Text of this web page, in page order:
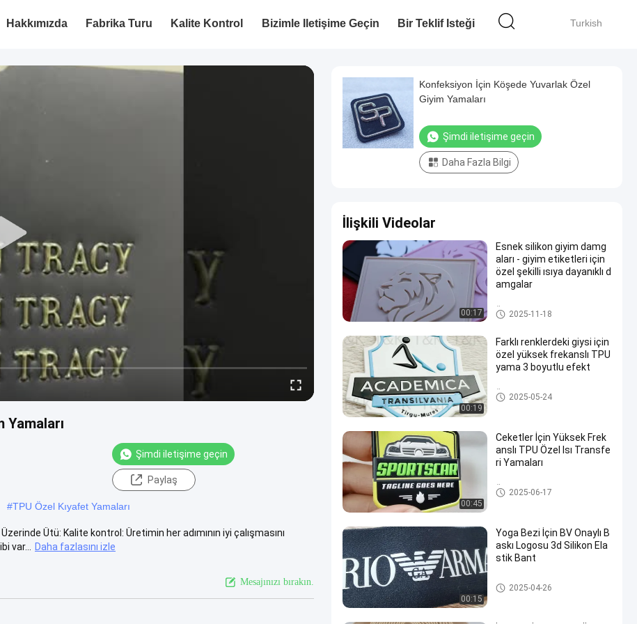
Turkish
Hakkımızda Fabrika Turu Kalite Kontrol Bizimle Iletişime Geçin Bir Teklif Isteği
Şimdi iletişime geçin
Paylaş
#TPU Özel Kıyafet Yamaları
Ütü: Kalite kontrol: Üretimin her adımının iyi çalışmasını
var...
Daha fazlasını izle
Mesajınızı bırakın.
Konfeksiyon İçin Köşede Yuvarlak Özel
Giyim Yamaları
Şimdi iletişime geçin
Daha Fazla Bilgi
İlişkili Videolar
00:17
Esnek silikon giyim damg
aları - giyim etiketleri için
özel şekilli ısıya dayanıklı d
amgalar
Özel Giysi Yamaları
2025-11-18
00:19
Farklı renklerdeki giysi için
özel yüksek frekanslı TPU
yama 3 boyutlu efekt
Özel Giysi Yamaları
2025-05-24
00:45
Ceketler İçin Yüksek Frek
anslı TPU Özel Isı Transfe
ri Yamaları
Özel Giysi Yamaları
2025-06-17
00:15
Yoga Bezi İçin BV Onaylı B
askı Logosu 3d Silikon Ela
stik Bant
Baskılı Elastik Bant
2025-04-26